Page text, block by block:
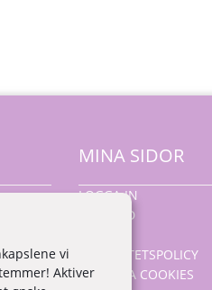
MINA SIDOR
LOGGA IN
NY KUND
INTEGRITETSPOLICY
HANTERA COOKIES
vi
Aktiver